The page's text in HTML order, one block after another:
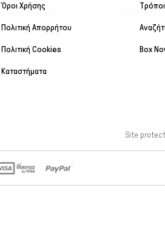
Όροι Χρήσης
Πολιτική Απορρήτου
Πολιτική Cookies
Καταστήματα
Box
Site